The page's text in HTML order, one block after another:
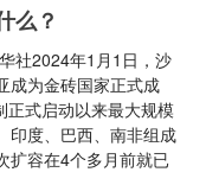
么？
社2024年1月1日，沙
成为金砖国家正式成
正式启动以来最大规模
印度、巴西、南非组成
扩容在4个多月前就已